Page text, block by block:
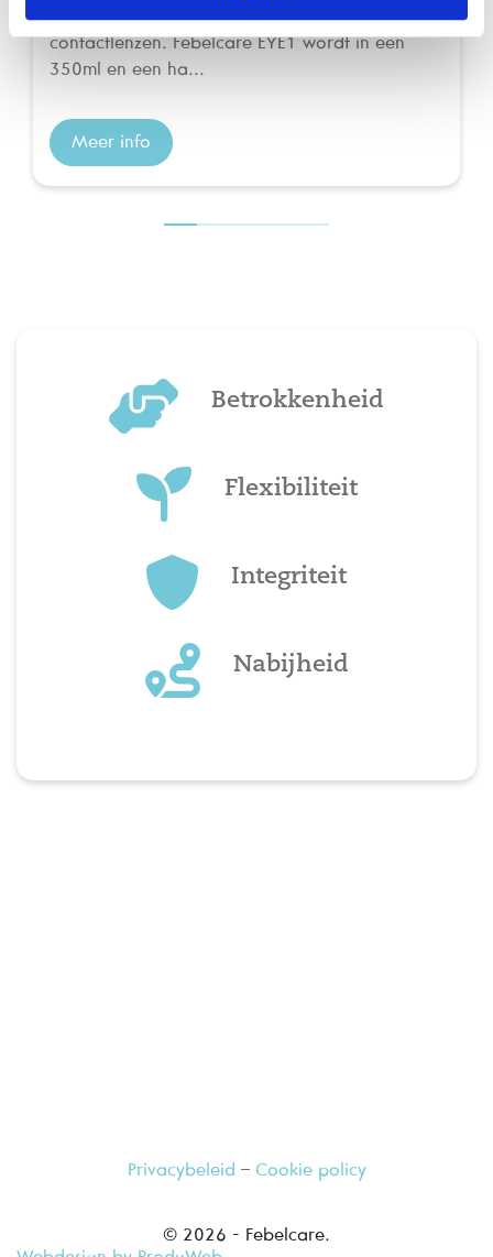
met proteïneverwijdering voor alle zachte
contactlenzen. Febelcare EYE1 wordt in een
350ml en een ha...
Meer info
Betrokkenheid
Flexibiliteit
Integriteit
Nabijheid
Privacybeleid – Cookie policy
© 2026 - Febelcare.